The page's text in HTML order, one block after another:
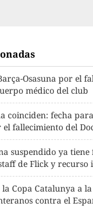
Osasuna por el
médico del club
coinciden: fecha
el fallecimiento del
suspendido ya tiene
de Flick y recurso
Copa Catalunya a
contra el